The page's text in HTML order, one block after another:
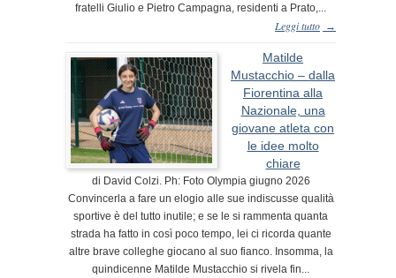
fratelli Giulio e Pietro Campagna, residenti a Prato,...
Leggi tutto →
Matilde
Mustacchio – dalla
Fiorentina alla
Nazionale, una
giovane atleta con
le idee molto
chiare
di David Colzi. Ph: Foto Olympia giugno 2026
Convincerla a fare un elogio alle sue indiscusse qualità
sportive è del tutto inutile; e se le si rammenta quanta
strada ha fatto in così poco tempo, lei ci ricorda quante
altre brave colleghe giocano al suo fianco. Insomma, la
quindicenne Matilde Mustacchio si rivela fin...